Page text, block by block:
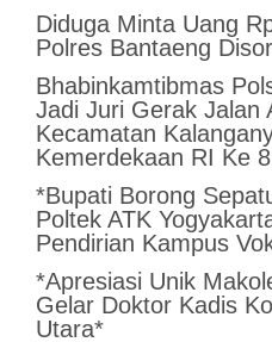
Diduga Minta Uang
Polres Bantaeng
Bhabinkamtibmas
Jadi Juri Gerak Jalan
Kecamatan
Kemerdekaan RI Ke
*Bupati Borong
Poltek ATK
Pendirian Kampus
*Apresiasi Unik
Gelar Doktor Kadis
Utara*